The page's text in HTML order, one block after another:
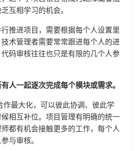
互相学习的机会。
推进项目，需要根据每个人设置里
术管理者需要常常跟进每个人的进
码审核往往也只是有限的几个人参
人一起逐次完成每个模块或需求。
作最大化，可以彼此协调、彼此学
相互补位。项目管理有明确的统一
都有机会接触更多的工作，每个人
与审核。